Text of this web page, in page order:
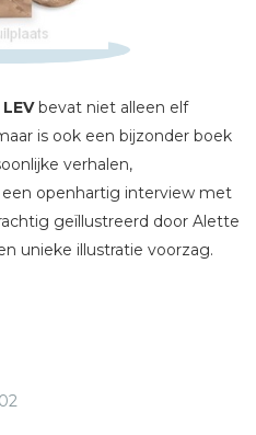
LEVbevat niet alleen elf
is ook een bijzonder boek
verhalen,
openhartig interview met
geïllustreerd door Alette
unieke illustratie voorzag.
zelfs op de momenten dat
dat doen: lichtpuntjes
zelfs een glimlach